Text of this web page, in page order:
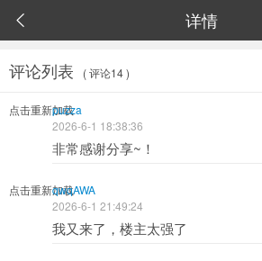
 详情
评论列表 ( 评论14 )
点击重新加载
puzza
2026-6-1 18:38:36
非常感谢分享~！
点击重新加载qwqAWA
2026-6-1 21:49:24
我又来了，楼主太强了